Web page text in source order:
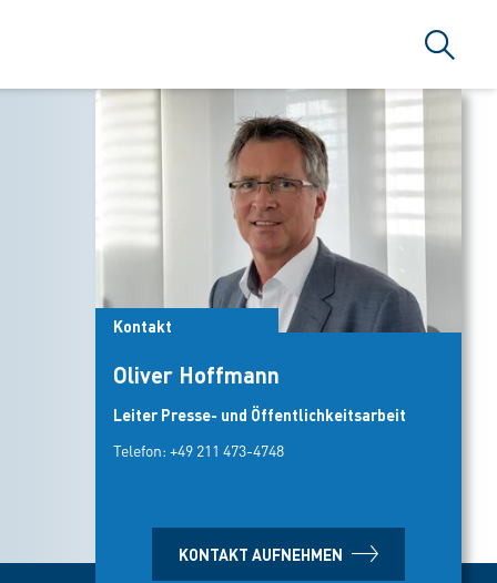
Suche
Kontakt
Oliver Hoffmann
Leiter Presse- und Öffentlichkeitsarbeit
Telefon: +49 211 473-4748
KONTAKT AUFNEHMEN